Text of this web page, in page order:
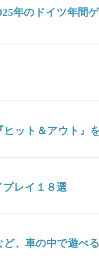
年のドイツ年間
ット＆アウト』
レイ１８選
、車の中で遊べ